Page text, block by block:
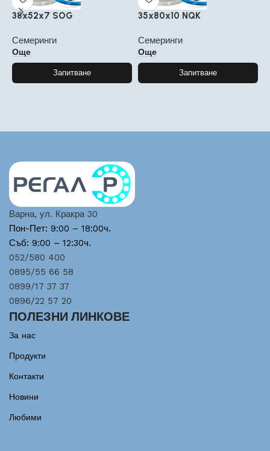
38x52x7 SOG
Семеринги
Още
Запитване
35x80x10 NQK
Семеринги
Още
Запитване
Варна, ул. Кракра 30
Пон-Пет: 9:00 – 18:00ч.
Съб: 9:00 – 12:30ч.
052/580 400
0895/55 66 58
0899/17 37 37
0896/22 57 20
ПОЛЕЗНИ ЛИНКОВЕ
За нас
Продукти
Контакти
Новини
Любими